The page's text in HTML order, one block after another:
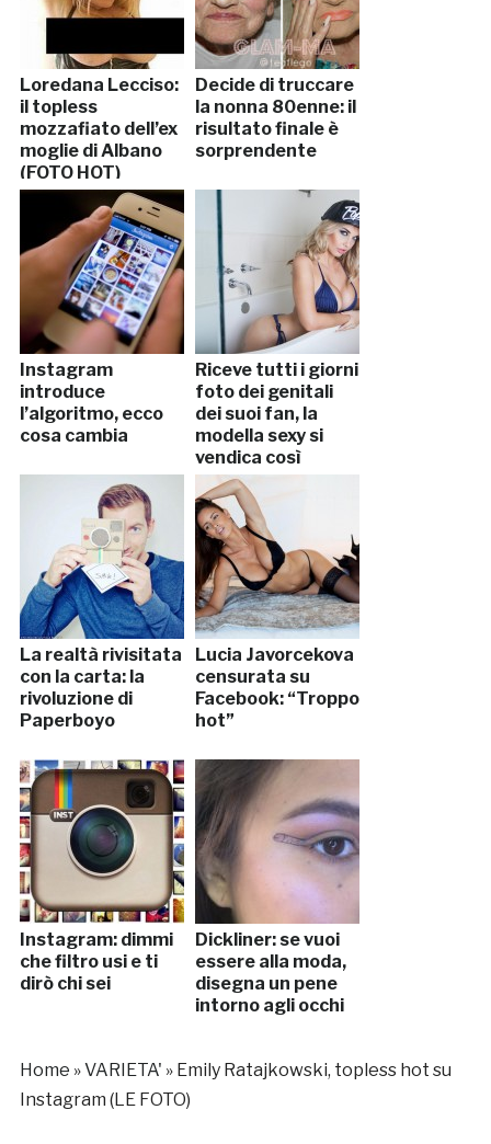
Loredana Lecciso:
il topless
mozzafiato dell’ex
moglie di Albano
(FOTO HOT)
Decide di truccare
la nonna 80enne: il
risultato finale è
sorprendente
Instagram
introduce
l’algoritmo, ecco
cosa cambia
Riceve tutti i giorni
foto dei genitali
dei suoi fan, la
modella sexy si
vendica così
La realtà rivisitata
con la carta: la
rivoluzione di
Paperboyo
Lucia Javorcekova
censurata su
Facebook: “Troppo
hot”
Instagram: dimmi
che filtro usi e ti
dirò chi sei
Dickliner: se vuoi
essere alla moda,
disegna un pene
intorno agli occhi
Home »VARIETA' » Emily Ratajkowski, topless hot su
Instagram (LE FOTO)